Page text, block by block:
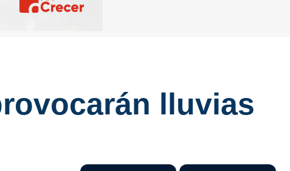
lluvias